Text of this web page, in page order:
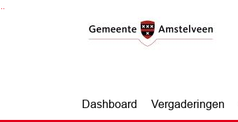
Dashboard Vergaderingen